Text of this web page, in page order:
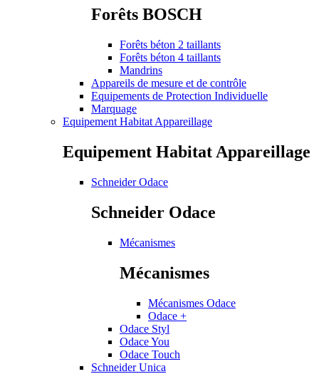
Forêts BOSCH
Forêts béton 2 taillants
Forêts béton 4 taillants
Mandrins
Appareils de mesure et de contrôle
Equipements de Protection Individuelle
Marquage
Equipement Habitat Appareillage
Equipement Habitat Appareillage
Schneider Odace
Schneider Odace
Mécanismes
Mécanismes
Mécanismes Odace
Odace +
Odace Styl
Odace You
Odace Touch
Schneider Unica